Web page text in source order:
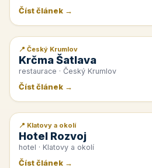
Číst článek →
📰 PR článek
📍 Český Krumlov
Krčma Šatlava
restaurace · Český Krumlov
Číst článek →
📰 PR článek
📍 Klatovy a okolí
Hotel Rozvoj
hotel · Klatovy a okolí
Číst článek →